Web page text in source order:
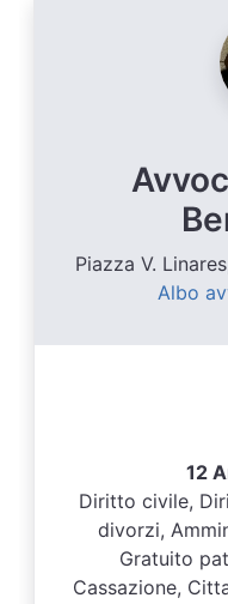
Piazza V.
Albo
12
Diritto civile,
divorzi,
Gratuito
Cassazione,